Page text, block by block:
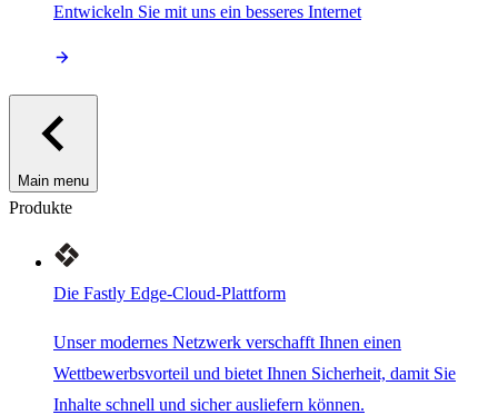
Entwickeln Sie mit uns ein besseres Internet
Main menu
Produkte
Die Fastly Edge-Cloud-Plattform
Unser modernes Netzwerk verschafft Ihnen einen
Wettbewerbsvorteil und bietet Ihnen Sicherheit, damit Sie
Inhalte schnell und sicher ausliefern können.